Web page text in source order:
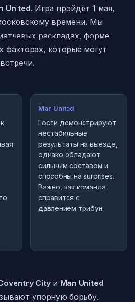
United. Игра пройдёт 1 мая,
времени. Мы
раскладах, форме
факторах, которые могут
Man United
Гости демонстрируют
нестабильные
результаты на выезде,
однако обладают
сильным составом и
способны на surprises.
Важно, как команда
справится с
давлением трибун.
City и Man United
упорную борьбу.